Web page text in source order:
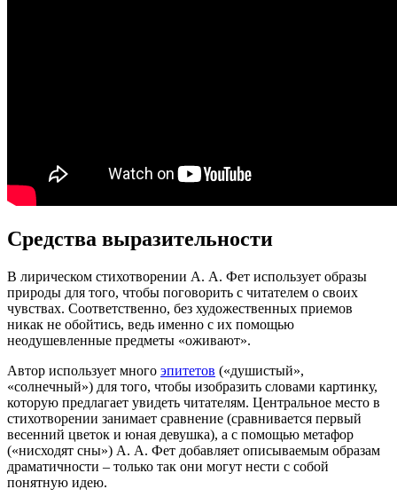
Средства выразительности
В лирическом стихотворении А. А. Фет использует образы
природы для того, чтобы поговорить с читателем о своих
чувствах. Соответственно, без художественных приемов
никак не обойтись, ведь именно с их помощью
неодушевленные предметы «оживают».
Автор использует много эпитетов («душистый»,
«солнечный») для того, чтобы изобразить словами картинку,
которую предлагает увидеть читателям. Центральное место в
стихотворении занимает сравнение (сравнивается первый
весенний цветок и юная девушка), а с помощью метафор
(«нисходят сны») А. А. Фет добавляет описываемым образам
драматичности – только так они могут нести с собой
понятную идею.